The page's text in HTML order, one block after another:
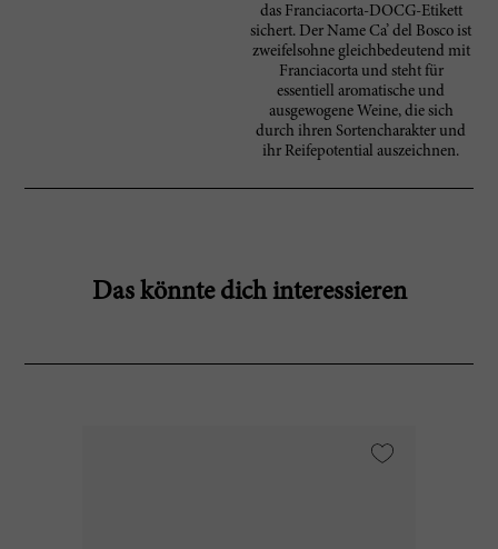
das Franciacorta-DOCG-Etikett
sichert. Der Name Ca’ del Bosco ist
zweifelsohne gleichbedeutend mit
Franciacorta und steht für
essentiell aromatische und
ausgewogene Weine, die sich
durch ihren Sortencharakter und
ihr Reifepotential auszeichnen.
Das könnte dich interessieren